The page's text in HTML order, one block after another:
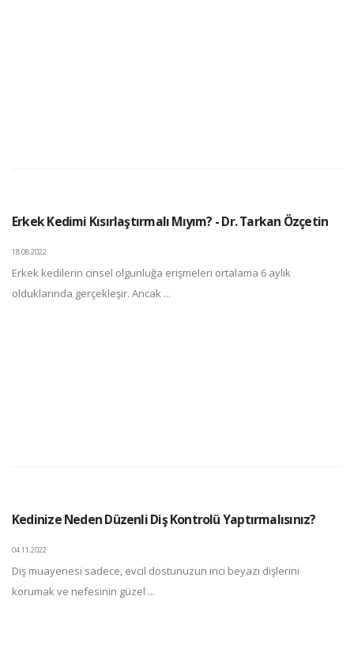
Erkek Kedimi Kısırlaştırmalı Mıyım? - Dr. Tarkan Özçetin
18.08.2022
Erkek kedilerin cinsel olgunluğa erişmeleri ortalama 6 aylık
olduklarında gerçekleşir. Ancak ...
Kedinize Neden Düzenli Diş Kontrolü Yaptırmalısınız?
04.11.2022
Diş muayenesi sadece, evcil dostunuzun inci beyazı dişlerini
korumak ve nefesinin güzel ...